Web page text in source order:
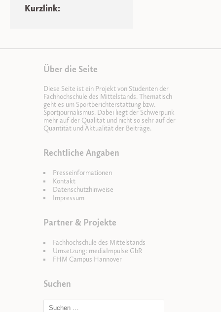
Kurzlink:
Über die Seite
Diese Seite ist ein Projekt von Studenten der
Fachhochschule des Mittelstands. Thematisch
geht es um Sportberichterstattung bzw.
Sportjournalismus. Dabei liegt der Schwerpunk
mehr auf der Qualität und nicht so sehr auf der
Quantität und Aktualität der Beiträge.
Rechtliche Angaben
Presseinformationen
Kontakt
Datenschutzhinweise
Impressum
Partner & Projekte
Fachhochschule des Mittelstands
Umsetzung: mediaImpulse GbR
FHM Campus Hannover
Suchen